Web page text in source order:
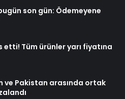
son gün: Ödemeyene
etti! Tüm ürünler yarı fiyatına
ve Pakistan arasında ortak